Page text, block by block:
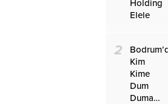
Holding
Elele
2
Kim
Kime
Dum
Duma…